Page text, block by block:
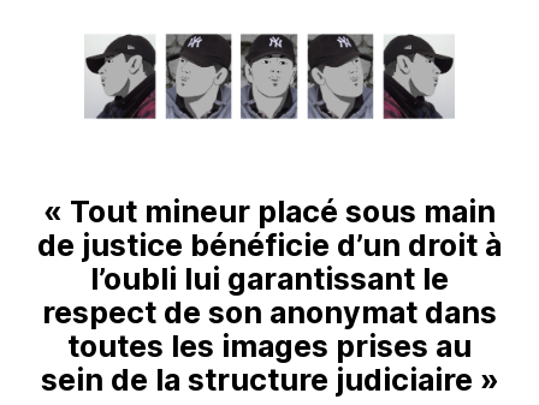
« Tout mineur placé sous main
de justice bénéficie d’un droit à
l’oubli lui garantissant le
respect de son anonymat dans
toutes les images prises au
sein de la structure judiciaire »